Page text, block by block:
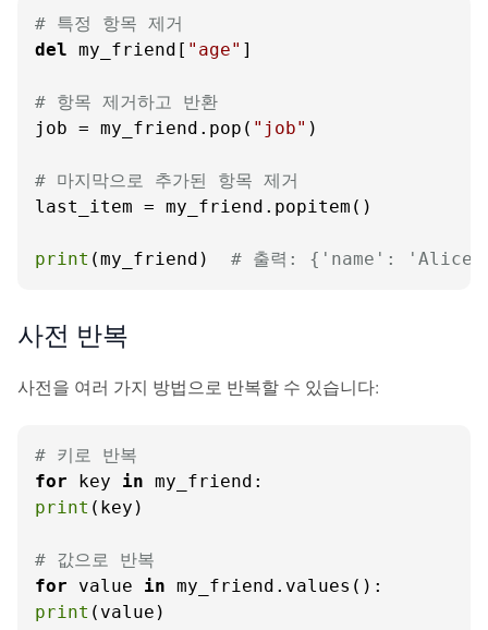
# 특정 항목 제거
del my_friend[ "age" ]
# 항목 제거하고 반환
job = my_friend.pop( "job" )
# 마지막으로 추가된 항목 제거
last_item = my_friend.popitem()
print (my_friend) # 출력: {'name':
사전 반복
사전을 여러 가지 방법으로 반복할 수 있습니다:
# 키로 반복
for key in
print (key)
# 값으로 반복
for value in
print (value)